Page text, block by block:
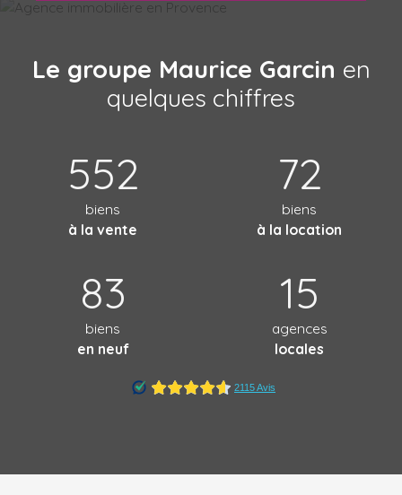
Le groupe Maurice Garcin en
quelques chiffres
552
biens
à la vente
72
biens
à la location
83
biens
en neuf
15
agences
locales